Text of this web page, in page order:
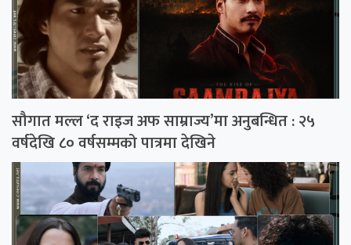
सौगात मल्ल ‘द राइज अफ साम्राज्य’मा अनुबन्धित : २५
वर्षदेखि ८० वर्षसम्मको पात्रमा देखिने